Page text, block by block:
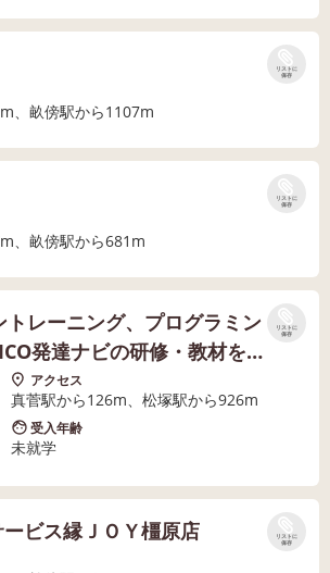
リストに
保存
、畝傍駅から1107m
リストに
保存
、畝傍駅から681m
リストに
保存
トレーニング、プログラミン
発達ナビの研修・教材を導
アクセス
真菅駅から126m、松塚駅から926m
受入年齢
未就学
リストに
保存
ビス縁ＪＯＹ橿原店